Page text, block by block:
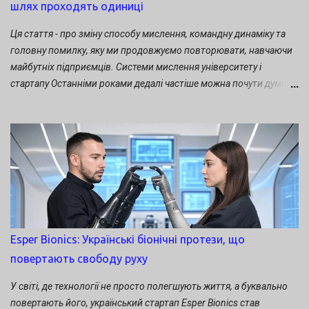
шлях проходять одиниці
Ця стаття - про зміну способу мислення, командну динаміку та
головну помилку, яку ми продовжуємо повторювати, навчаючи
майбутніх підприємців. Системи мислення університету і
стартапу Останніми роками дедалі частіше можна почути думку,
Університет і не повинен створювати стартапи. Його місія
значно ширша й фундаментальніша: створювати нові знання,
готувати висококваліфікованих фахівців, розвивати науку,
формувати критичне мислення та інженерну культуру. Саме
завдяки університетам з’являються технології, без яких
неможливий розвиток сучасної економіки. Проблема виникає в
іншому. Ми часто очікуємо, що університетський проєкт
природно перетвориться на успішний бізнес. Насправді ж між
академічним середовищем і венчурною екосистемою існує
принципово різна логіка: В академічному світі головною
цінністю є нові знання, наукова новизна, якість дослідження та
Esper Bionics: Українські біонічні протези, що
повертають свободу руху
У світі, де технології не просто полегшують життя, а буквально
повертають його, український стартап Esper Bionics став